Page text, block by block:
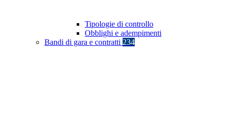
Tipologie di controllo
Obblighi e adempimenti
Bandi di gara e contratti 234